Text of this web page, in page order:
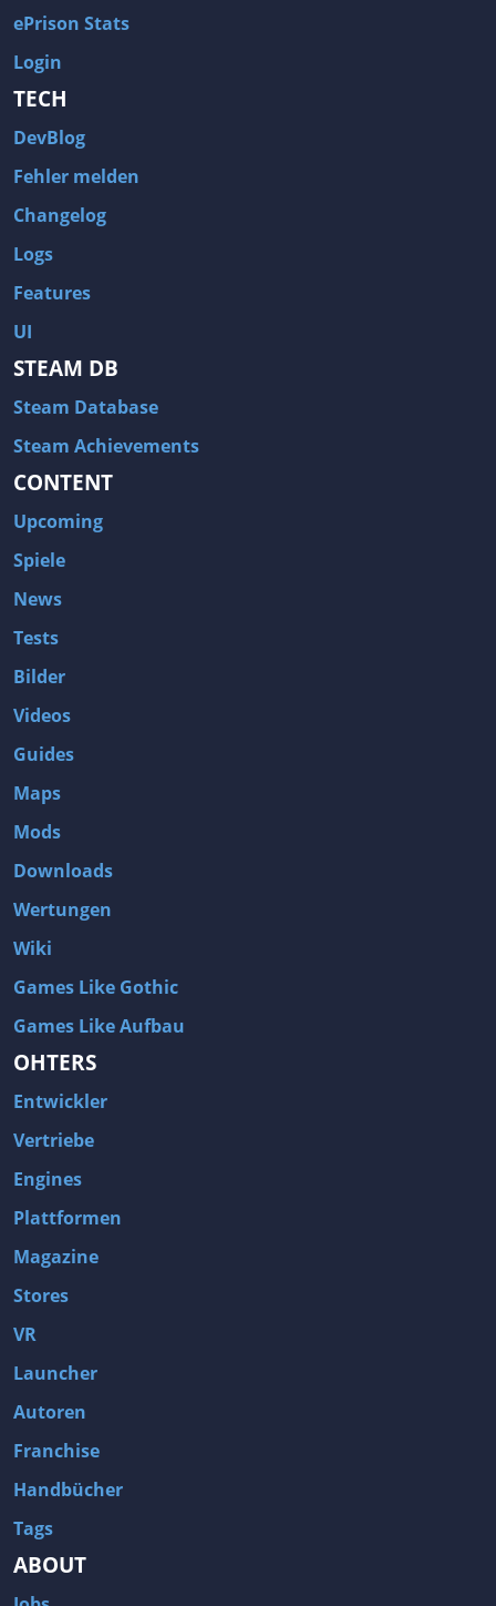
ePrison Stats
Login
TECH
DevBlog
Fehler melden
Changelog
Logs
Features
UI
STEAM DB
Steam Database
Steam Achievements
CONTENT
Upcoming
Spiele
News
Tests
Bilder
Videos
Guides
Maps
Mods
Downloads
Wertungen
Wiki
Games Like Gothic
Games Like Aufbau
OHTERS
Entwickler
Vertriebe
Engines
Plattformen
Magazine
Stores
VR
Launcher
Autoren
Franchise
Handbücher
Tags
ABOUT